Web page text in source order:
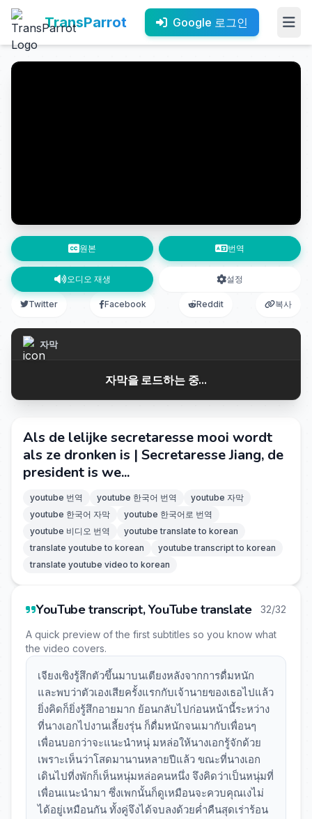
TransParrot Google 로그인
원본 번역
오디오 재생 설정
Twitter Facebook Reddit 복사
자막
자막을 로드하는 중...
Als de lelijke secretaresse mooi wordt
als ze dronken is | Secretaresse Jiang, de
president is we...
youtube 번역 youtube 한국어 번역
youtube 자막
youtube 한국어 자막
youtube 한국어로 번역
youtube 비디오 번역
youtube translate to korean
translate youtube to korean
youtube transcript to korean
translate youtube video to korean
YouTube transcript, YouTube translate 32/32
A quick preview of the first subtitles so you know what
the video covers.
เจียงเซิงรู้สึกตัวขึ้นมาบนเตียงหลังจากการดื่มหนัก
และพบว่าตัวเองเสียครั้งแรกกับเจ้านายของเธอไปแล้ว
ยิ่งคิดก็ยิ่งรู้สึกอายมาก ย้อนกลับไปก่อนหน้านี้ระหว่าง
ที่นางเอกไปงานเลี้ยงรุ่น ก็ดื่มหนักจนเมากับเพื่อนๆ
เพื่อนบอกว่าจะแนะนำหนุ่ มหล่อให้นางเอกรู้จักด้วย
เพราะเห็นว่าโสดมานานหลายปีแล้ว ขณะที่นางเอก
เดินไปที่งพักก็เห็นหนุ่มหล่อคนหนึ่ง จึงคิดว่าเป็นหนุ่มที่
เพื่อนแนะนำมา ซึ่งเพกนั้นก็ดูเหมือนจะควบคุณเงไม่
ได้อยู่เหมือนกัน ทั้งคู่จึงได้จบลงด้วยค่ำคืนสุดเร่าร้อน